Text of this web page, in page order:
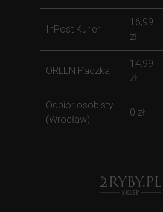
InPost Kurier
16,99
zł
ORLEN Paczka
14,99
zł
Odbiór osobisty
(Wrocław)
0 zł